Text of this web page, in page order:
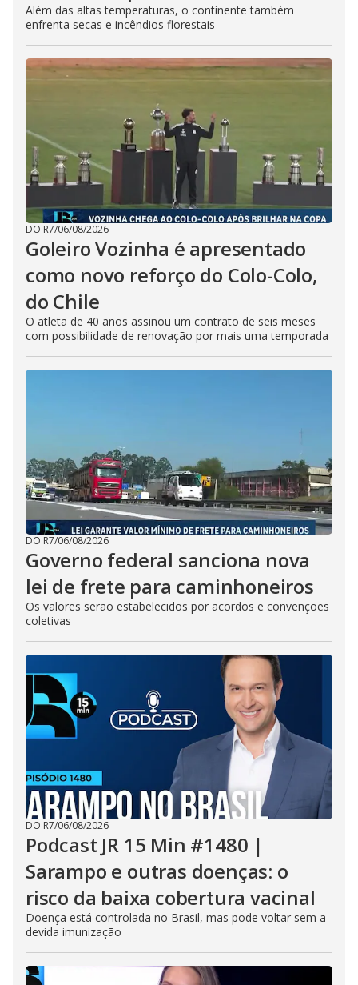
Além das altas temperaturas, o continente também
enfrenta secas e incêndios florestais
DO R7/06/08/2026
Goleiro Vozinha é apresentado
como novo reforço do Colo-Colo,
do Chile
O atleta de 40 anos assinou um contrato de seis meses
com possibilidade de renovação por mais uma temporada
DO R7/06/08/2026
Governo federal sanciona nova
lei de frete para caminhoneiros
Os valores serão estabelecidos por acordos e convenções
coletivas
DO R7/06/08/2026
Podcast JR 15 Min #1480 |
Sarampo e outras doenças: o
risco da baixa cobertura vacinal
Doença está controlada no Brasil, mas pode voltar sem a
devida imunização